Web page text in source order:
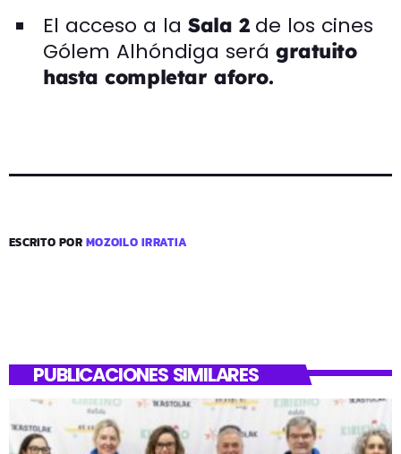
El acceso a la Sala 2de los cines
Gólem Alhóndiga será gratuito
hasta completar aforo.
ESCRITO PORMOZOILO IRRATIA
PUBLICACIONES SIMILARES